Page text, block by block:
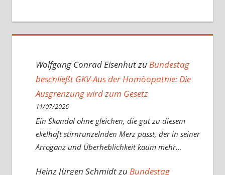
Wolfgang Conrad EisenhutzuBundestag
beschließt GKV-Aus der Homöopathie: Die
Ausgrenzung wird zum Gesetz
11/07/2026
Ein Skandal ohne gleichen, die gut zu diesem
ekelhaft stirnrunzelnden Merz passt, der in seiner
Arroganz und Überheblichkeit kaum mehr…
Heinz Jürgen SchmidtzuBundestag